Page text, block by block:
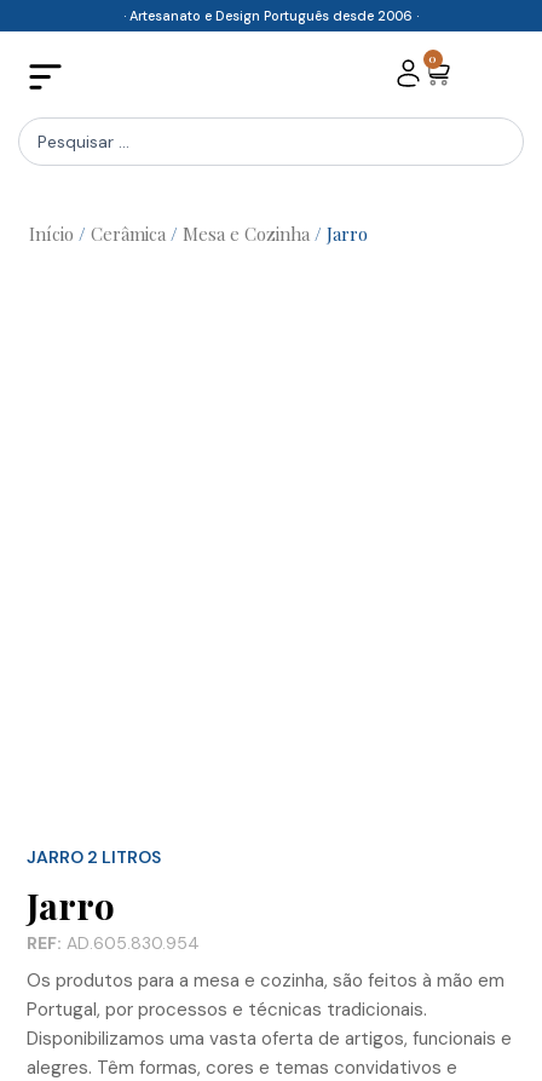
content
· Artesanato e Design Português desde 2006 ·
0
Cart
Search
...
Início / Cerâmica / Mesa e Cozinha / Jarro
JARRO 2 LITROS
Jarro
REF: AD.605.830.954
Os produtos para a mesa e cozinha, são feitos à mão em
Portugal, por processos e técnicas tradicionais.
Disponibilizamos uma vasta oferta de artigos, funcionais e
alegres. Têm formas, cores e temas convidativos e